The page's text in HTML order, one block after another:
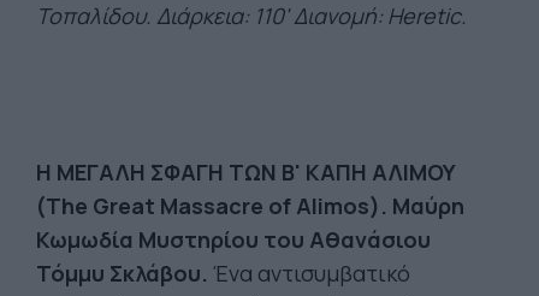
Τοπαλίδου. Διάρκεια: 110' Διανομή: Heretic.
Η ΜΕΓΑΛΗ ΣΦΑΓΗ ΤΩΝ Β' ΚΑΠΗ ΑΛΙΜΟΥ
(The Great Massacre of Alimos). Μαύρη
Κωμωδία Μυστηρίου του Αθανάσιου
Τόμμυ Σκλάβου. Ένα αντισυμβατικό